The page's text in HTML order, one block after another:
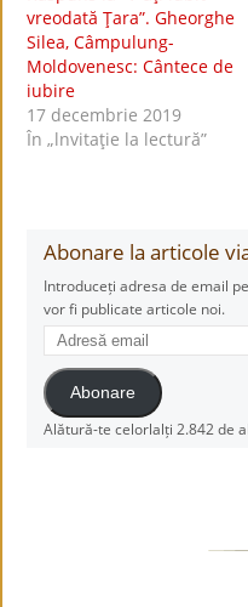
vreodată Ţara”. Gheorghe
Silea, Câmpulung-
Moldovenesc: Cântece de
iubire
17 decembrie 2019
În „lnvitaţie la lectură”
Abonare la articole
Introduceți adresa de email
vor fi publicate articole noi.
Adresă
email
Abonare
Alătură-te celorlalți 2.842 de